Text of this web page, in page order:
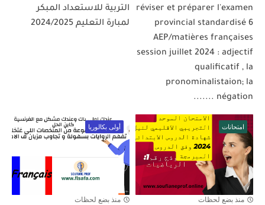
réviser et préparer l'examen
provincial standardisé 6
AEP/matières françaises
session juillet 2024 : adjectif
qualificatif , la
pronominalistaion; la
négation .......
التربية للاستعداد المبكر
لمبارة التعليم 2024/2025
امتحانات
منذ بضع لحظات
أولى بكالوريا
منذ بضع لحظات